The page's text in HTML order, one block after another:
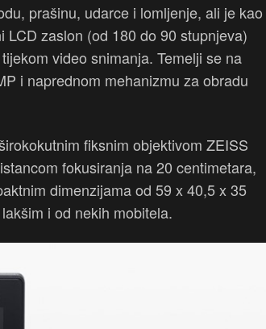
prašinu, udarce i lomljenje, ali je kao
zaslon (od 180 do 90 stupnjeva)
video snimanja. Temelji se na
i naprednom mehanizmu za obradu
fiksnim objektivom ZEISS
fokusiranja na 20 centimetara,
dimenzijama od 59 x 40,5 x 35
i od nekih mobitela.